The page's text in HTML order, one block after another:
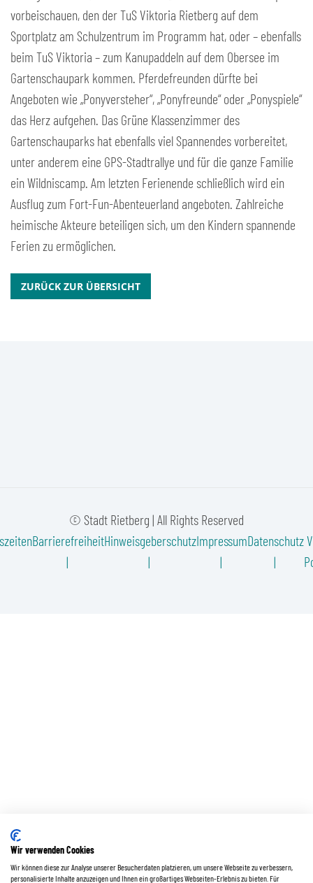
vorbeischauen, den der TuS Viktoria Rietberg auf dem
Sportplatz am Schulzentrum im Programm hat, oder – ebenfalls
beim TuS Viktoria – zum Kanupaddeln auf dem Obersee im
Gartenschaupark kommen. Pferdefreunden dürfte bei
Angeboten wie „Ponyversteher“, „Ponyfreunde“ oder „Ponyspiele“
das Herz aufgehen. Das Grüne Klassenzimmer des
Gartenschauparks hat ebenfalls viel Spannendes vorbereitet,
unter anderem eine GPS-Stadtrallye und für die ganze Familie
ein Wildniscamp. Am letzten Ferienende schließlich wird ein
Ausflug zum Fort-Fun-Abenteuerland angeboten. Zahlreiche
heimische Akteure beteiligen sich, um den Kindern spannende
Ferien zu ermöglichen.
ZURÜCK ZUR ÜBERSICHT
© Stadt Rietberg | All Rights Reserved
BarrierefreiheitHinweisgeberschutzImpressumDatenschutz
Wir verwenden Cookies
Wir können diese zur Analyse unserer Besucherdaten platzieren, um unsere Webseite zu verbessern,
personalisierte Inhalte anzuzeigen und Ihnen ein großartiges Webseiten-Erlebnis zu bieten. Für